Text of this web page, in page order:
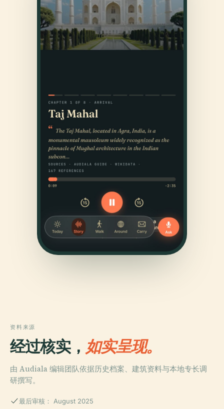
资料来源
经过核实， 如实呈现。
由 Audiala 编辑团队依据历史档案、建筑资料与本地专长调
研撰写。
最后审核： August 2025